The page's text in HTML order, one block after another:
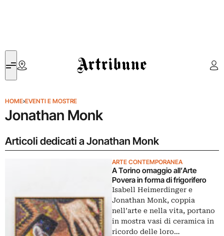
Artribune
HOME›EVENTI E MOSTRE
Jonathan Monk
Articoli dedicati a Jonathan Monk
ARTE CONTEMPORANEA
A Torino omaggio all’Arte
Povera in forma di frigorifero
Isabell Heimerdinger e
Jonathan Monk, coppia
nell’arte e nella vita, portano
in mostra vasi di ceramica in
ricordo delle loro…